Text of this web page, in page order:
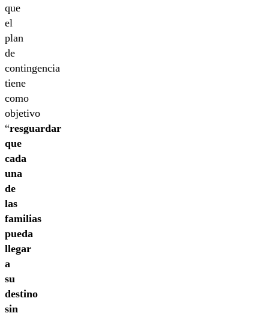
que
el
plan
de
contingencia
tiene
como
objetivo
“resguardar
que
cada
una
de
las
familias
pueda
llegar
a
su
destino
sin